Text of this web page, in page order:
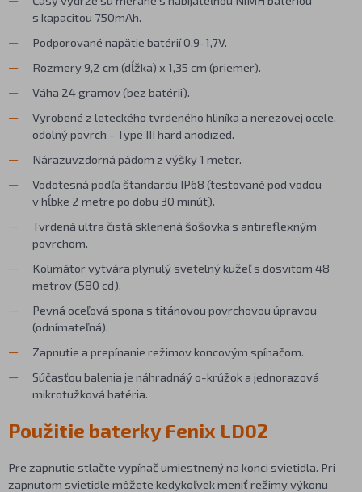
s kapacitou 750mAh.
Podporované napätie batérií 0,9-1,7V.
Rozmery 9,2 cm (dĺžka) x 1,35 cm (priemer).
Váha 24 gramov (bez batérii).
Vyrobené z leteckého tvrdeného hliníka a nerezovej ocele,
odolný povrch - Type III hard anodized.
Nárazuvzdorná pádom z výšky 1 meter.
Vodotesná podľa štandardu IP68 (testované pod vodou
v hĺbke 2 metre po dobu 30 minút).
Tvrdená ultra čistá sklenená šošovka s antireflexným
povrchom.
Kolimátor vytvára plynulý svetelný kužeľ s dosvitom 48
metrov (580 cd).
Pevná oceľová spona s titánovou povrchovou úpravou
(odnímateľná).
Zapnutie a prepínanie režimov koncovým spínačom.
Súčasťou balenia je náhradnáý o-krúžok a jednorazová
mikrotužková batéria.
Použitie baterky Fenix LD02
Pre zapnutie stlačte vypínač umiestnený na konci svietidla. Pri
zapnutom svietidle môžete kedykoľvek meniť režimy výkonu